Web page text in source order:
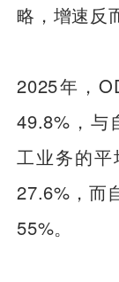
略，增速反
2025年，
49.8%，
工业务的
27.6%，而
55%。